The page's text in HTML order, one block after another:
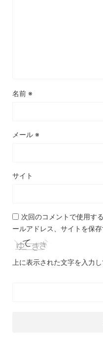
名前 ※
メール ※
サイト
次回のコメントで使用す
ールアドレス、サイトを保存
上に表示された文字を入力し